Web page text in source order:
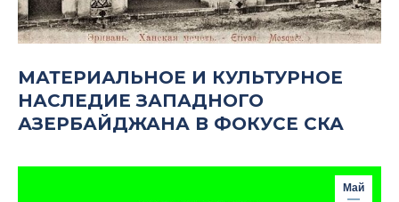
МАТЕРИАЛЬНОЕ И КУЛЬТУРНОЕ
НАСЛЕДИЕ ЗАПАДНОГО
АЗЕРБАЙДЖАНА В ФОКУСЕ СКА
Май